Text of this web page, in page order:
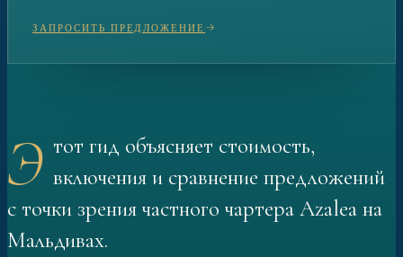
ЗАПРОСИТЬ ПРЕДЛОЖЕНИЕ
Э тот гид объясняет стоимость,
включения и сравнение предложений
с точки зрения частного чартера Azalea на
Мальдивах.